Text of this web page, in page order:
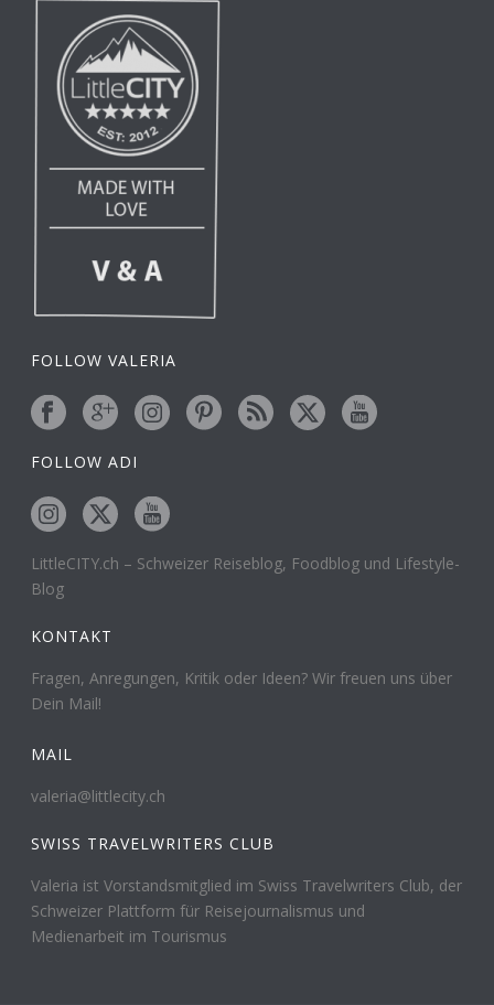
FOLLOW VALERIA
FOLLOW ADI
LittleCITY.ch – Schweizer Reiseblog, Foodblog und Lifestyle-
Blog
KONTAKT
Fragen, Anregungen, Kritik oder Ideen? Wir freuen uns über
Dein Mail!
MAIL
valeria@littlecity.ch
SWISS TRAVELWRITERS CLUB
Valeria ist Vorstandsmitglied im Swiss Travelwriters Club, der
Schweizer Plattform für Reisejournalismus und
Medienarbeit im Tourismus